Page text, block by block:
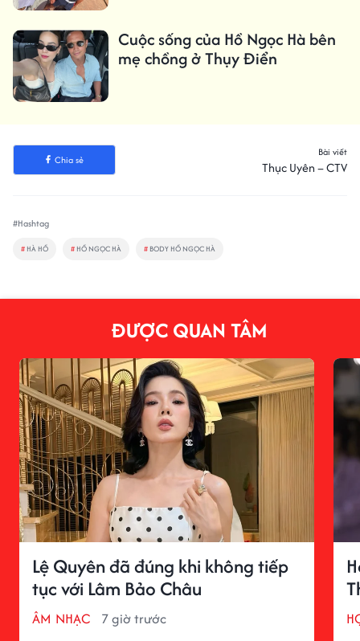
Cuộc sống của Hồ Ngọc Hà bên
mẹ chồng ở Thụy Điển
Chia sẻ
Bài viết
Thục Uyên – CTV
#Hashtag
# HÀ HỒ # HỒ NGỌC HÀ # BODY HỒ NGỌC HÀ
ĐƯỢC QUAN TÂM
Lệ Quyên đã đúng khi không tiếp
tục với Lâm Bảo Châu
ÂM NHẠC 7 giờ trước